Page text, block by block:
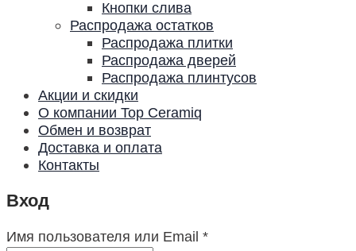
Кнопки слива
Распродажа остатков
Распродажа плитки
Распродажа дверей
Распродажа плинтусов
Акции и скидки
О компании Top Ceramiq
Обмен и возврат
Доставка и оплата
Контакты
Вход
Имя пользователя или Email *